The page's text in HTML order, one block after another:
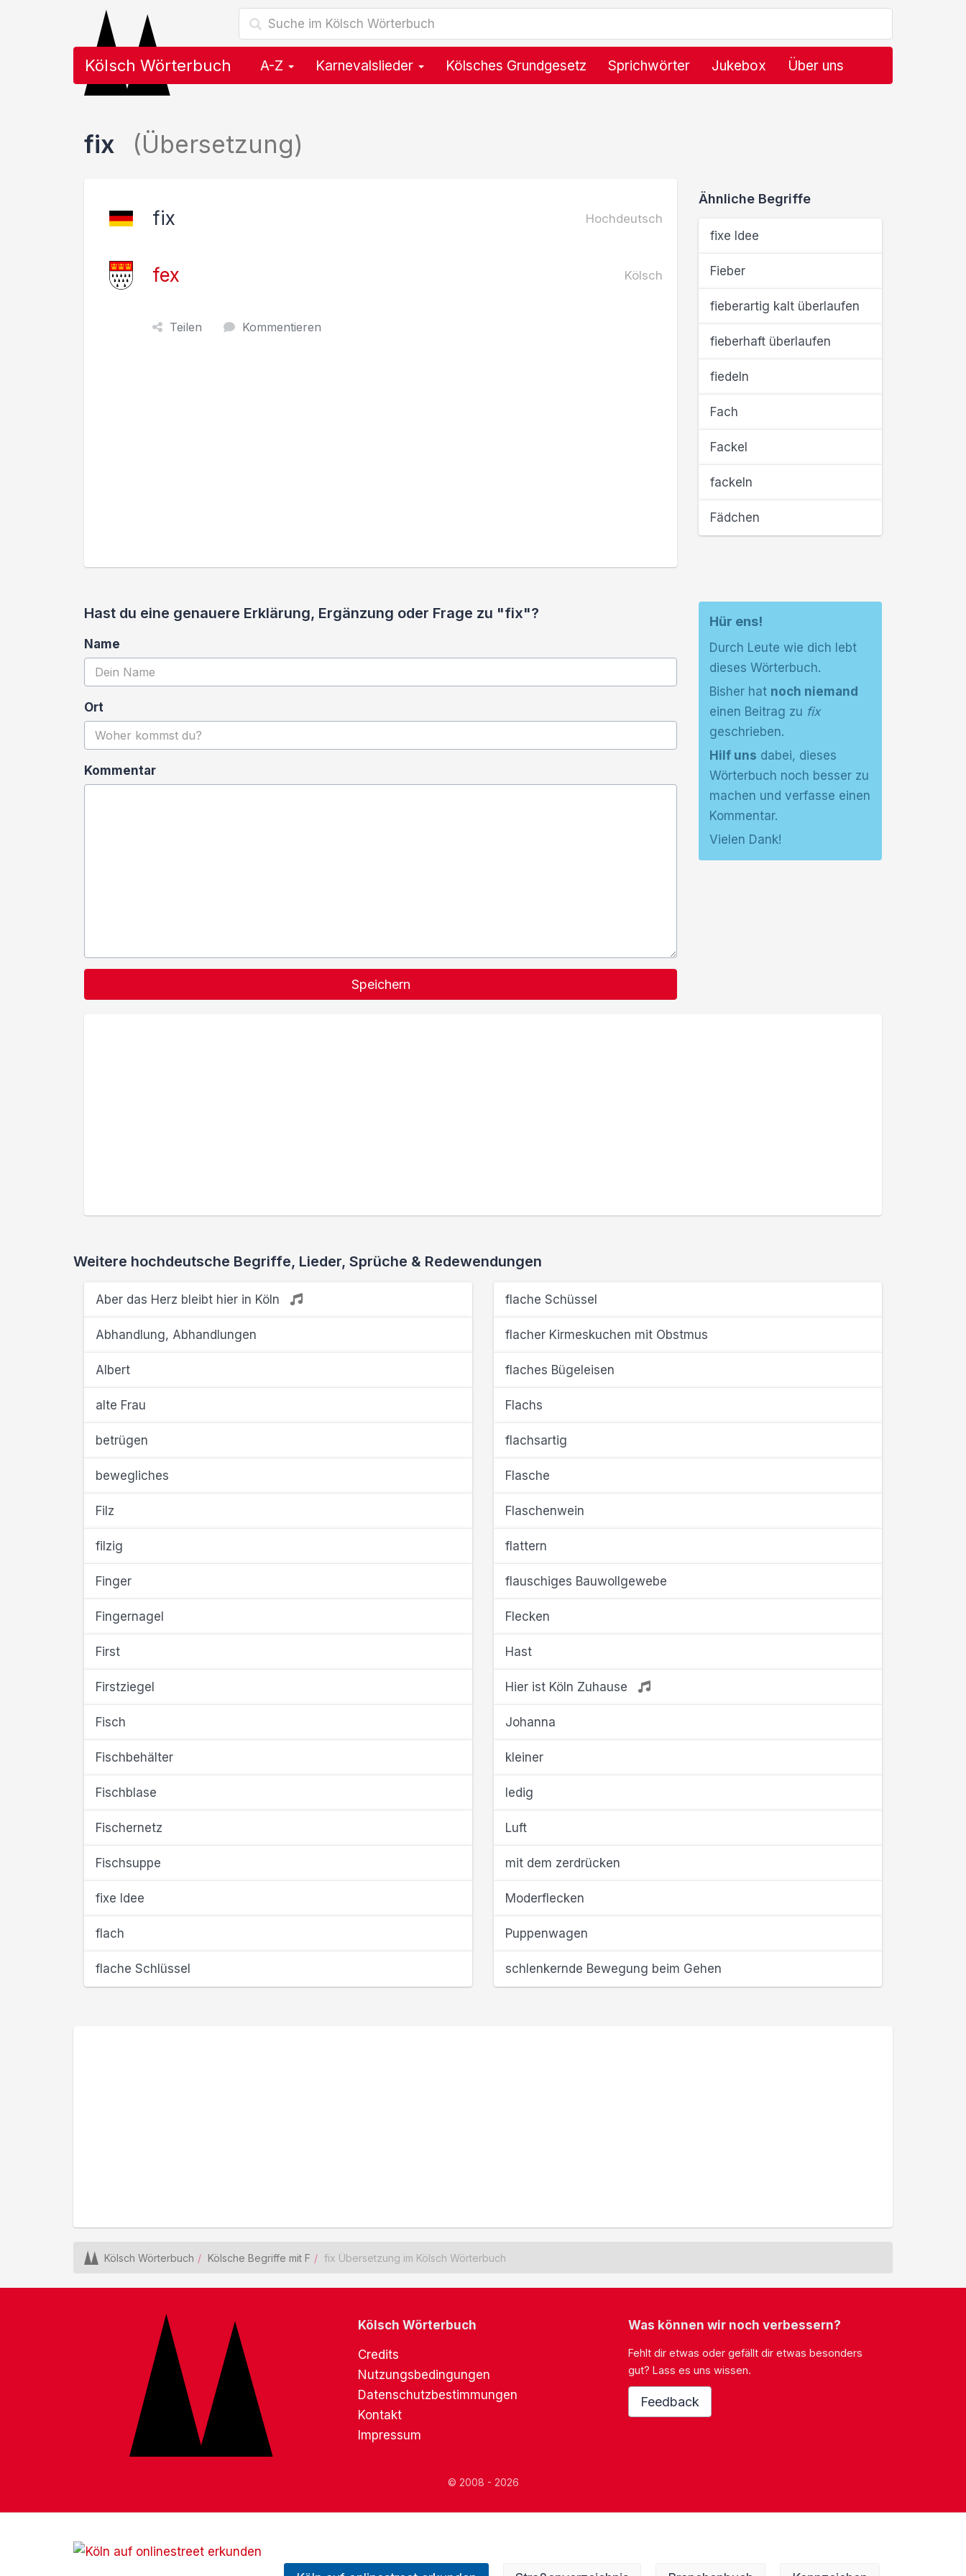
Kölsch Wörterbuch A-Z Karnevalslieder Kölsches Grundgesetz Sprichwörter Jukebox Über uns
fix (Übersetzung)
fix Hochdeutsch
fex Kölsch
Teilen Kommentieren
Ähnliche Begriffe
fixe Idee
Fieber
fieberartig kalt überlaufen
fieberhaft überlaufen
fiedeln
Fach
Fackel
fackeln
Fädchen
Hast du eine genauere Erklärung, Ergänzung oder Frage zu "fix"?
Name
Ort
Kommentar
Speichern
Hür ens!
Durch Leute wie dich lebt
dieses Wörterbuch.
Bisher hat noch niemand
einen Beitrag zu fix
geschrieben.
Hilf uns dabei, dieses
Wörterbuch noch besser zu
machen und verfasse einen
Kommentar.
Vielen Dank!
Weitere hochdeutsche Begriffe, Lieder, Sprüche & Redewendungen
Aber das Herz bleibt hier in Köln
Abhandlung, Abhandlungen
Albert
alte Frau
betrügen
bewegliches
Filz
filzig
Finger
Fingernagel
First
Firstziegel
Fisch
Fischbehälter
Fischblase
Fischernetz
Fischsuppe
fixe Idee
flach
flache Schlüssel
flache Schüssel
flacher Kirmeskuchen mit Obstmus
flaches Bügeleisen
Flachs
flachsartig
Flasche
Flaschenwein
flattern
flauschiges Bauwollgewebe
Flecken
Hast
Hier ist Köln Zuhause
Johanna
kleiner
ledig
Luft
mit dem zerdrücken
Moderflecken
Puppenwagen
schlenkernde Bewegung beim Gehen
Kölsch Wörterbuch Kölsche Begriffe mit F fix Übersetzung im Kölsch Wörterbuch
Kölsch Wörterbuch
Credits
Nutzungsbedingungen
Datenschutzbestimmungen
Kontakt
Impressum
Was können wir noch verbessern?
Fehlt dir etwas oder gefällt dir etwas besonders
gut? Lass es uns wissen.
Feedback
© 2008 - 2026